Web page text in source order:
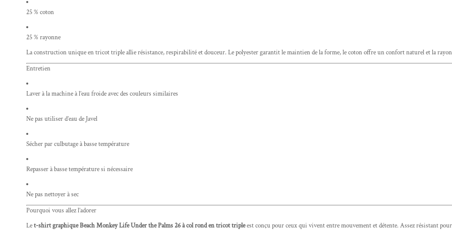
25 % coton
25 % rayonne
La construction unique en tricot triple allie résistance, respirabilité et douceur. Le polyester garantit le maintien de la forme, le coton offre un confort naturel et la
Entretien
Laver à la machine à l’eau froide avec des couleurs similaires
Ne pas utiliser d’eau de Javel
Sécher par culbutage à basse température
Repasser à basse température si nécessaire
Ne pas nettoyer à sec
Pourquoi vous allez l’adorer
Let-shirt graphique Beach Monkey Life Under the Palms 26 à col rond en tricot tripleest conçu pour ceux qui vivent entre mouvement et détente. Assez résistant